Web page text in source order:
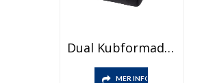
Dual Kubformad Kylväska
MER INFO